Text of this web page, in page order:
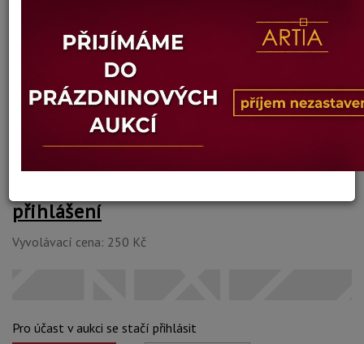
Technika: litografie, datace: 1979
Šířka: 10,5 cm, výška: 23 cm, rámování: volný list
Konec dražby:10.10.2024 20:19 SELČ
přihlášení
Vyvolávací cena: 250 Kč
Pro účast v aukci se stačí přihlásit